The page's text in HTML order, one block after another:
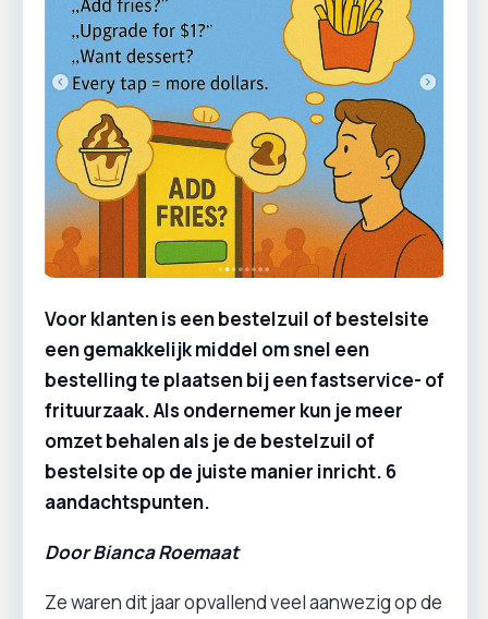
Voor klanten is een bestelzuil of bestelsite
een gemakkelijk middel om snel een
bestelling te plaatsen bij een fastservice- of
frituurzaak. Als ondernemer kun je meer
omzet behalen als je de bestelzuil of
bestelsite op de juiste manier inricht. 6
aandachtspunten.
Door Bianca Roemaat
Ze waren dit jaar opvallend veel aanwezig op de